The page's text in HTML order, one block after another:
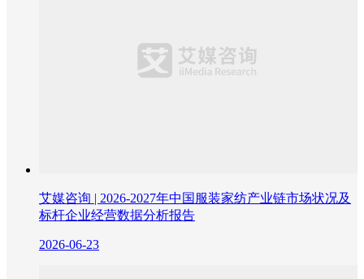
艾媒咨询 | 2026-2027年中国服装家纺产业链市场状况及
标杆企业经营数据分析报告
2026-06-23